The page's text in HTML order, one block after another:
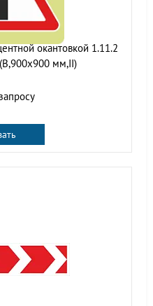
окантовкой 1.11.2
мм,II)